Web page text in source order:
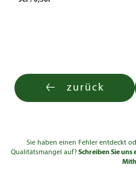
zurück
Sie haben einen Fehler entdeckt
Qualitätsmangel auf?Schreiben Sie uns